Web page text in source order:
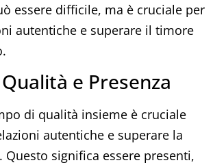
essere difficile, ma è cruciale per
autentiche e superare il timore
e Presenza
di qualità insieme è cruciale
autentiche e superare la
significa essere presenti,